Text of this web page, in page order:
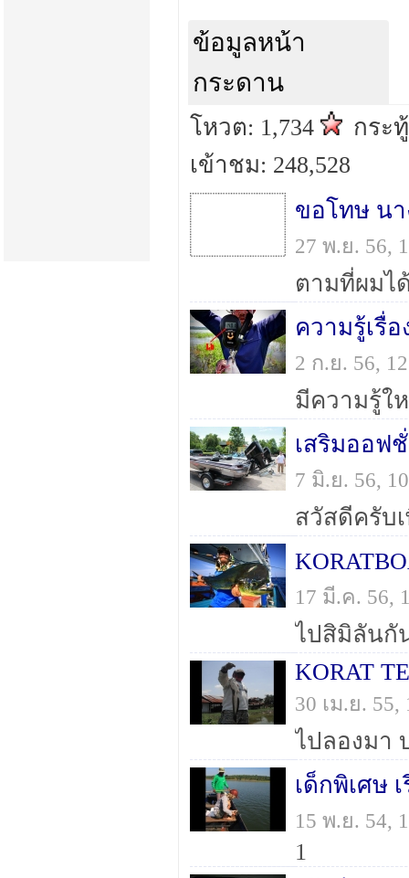
ข้อมูลหน้า
กระดาน
โหวต: 1,734
กระ
เข้าชม: 248,528
ขอโทษ น
27 พ.ย. 56,
ความรู้เรื่
2 ก.ย. 56,
เสริมออฟ
7 มิ.ย. 56,
17 มี.ค. 56,
KORAT
30 เม.ย.
ไปลองมา
เด็กพิเศษ
15 พ.ย. 54,
1